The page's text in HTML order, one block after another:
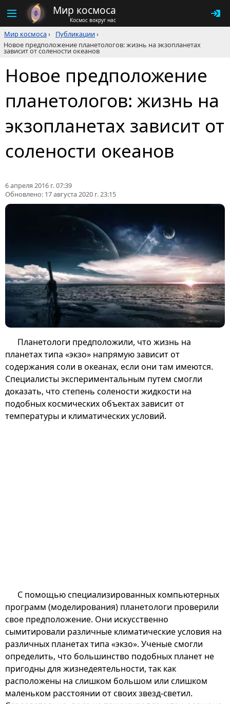
Мир космоса
Космос вокруг нас
Мир космоса› Публикации›
Новое предположение планетологов: жизнь на экзопланетах
зависит от солености океанов
Новое предположение
планетологов: жизнь на
экзопланетах зависит от
солености океанов
6 апреля 2016 г. 07:39
Обновлено: 17 августа 2020 г. 23:15
Планетологи предположили, что жизнь на
планетах типа «экзо» напрямую зависит от
содержания соли в океанах, если они там имеются.
Специалисты экспериментальным путем смогли
доказать, что степень солености жидкости на
подобных космических объектах зависит от
температуры и климатических условий.
С помощью специализированных компьютерных
программ (моделирования) планетологи проверили
свое предположение. Они искусственно
сымитировали различные климатические условия на
различных планетах типа «экзо». Ученые смогли
определить, что большинство подобных планет не
пригодны для жизнедеятельности, так как
расположены на слишком большом или слишком
маленьком расстоянии от своих звезд-светил.